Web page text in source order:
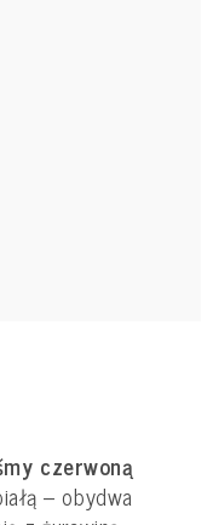
czerwoną
– obydwa